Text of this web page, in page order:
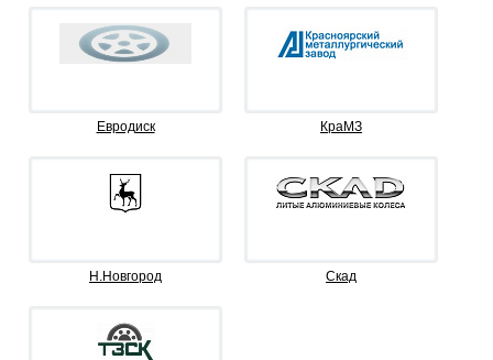
Евродиск КраМЗ
Н.Новгород Скад